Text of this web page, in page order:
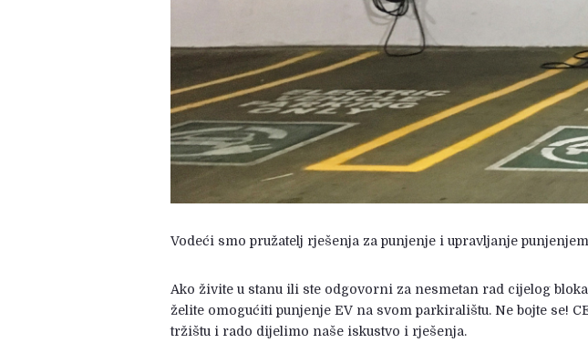
Vodeći smo pružatelj rješenja za punjenje i upravljanje
Ako živite u stanu ili ste odgovorni za nesmetan rad cijelog
želite omogućiti punjenje EV na svom parkiralištu. Ne bojte se!
tržištu i rado dijelimo naše iskustvo i rješenja.